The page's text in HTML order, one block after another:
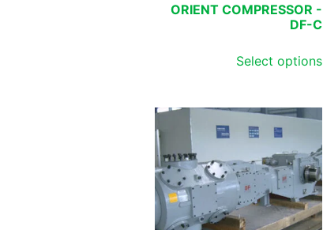
ORIENT COMPRESSOR -
DF-C
Select options